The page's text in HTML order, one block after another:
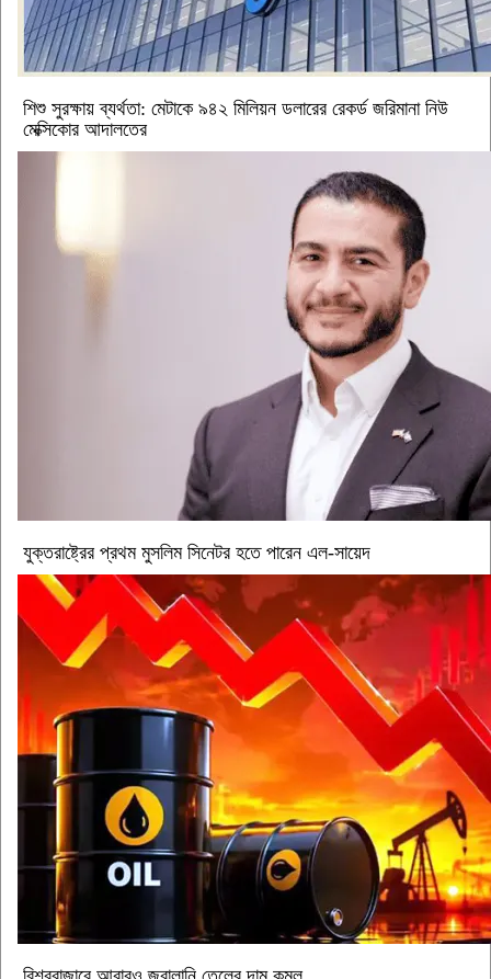
শিশু সুরক্ষায় ব্যর্থতা: মেটাকে ৯৪২ মিলিয়ন ডলারের রেকর্ড জরিমানা নিউ
মেক্সিকোর আদালতের
যুক্তরাষ্ট্রের প্রথম মুসলিম সিনেটর হতে পারেন এল-সায়েদ